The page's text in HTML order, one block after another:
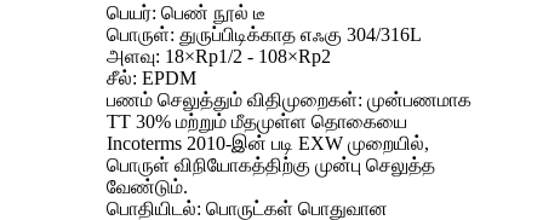
பெயர்: பெண் நூல் டீ
பொருள்: துருப்பிடிக்காத எஃகு 304/316L
அளவு: 18×Rp1/2 - 108×Rp2
சீல்: EPDM
பணம் செலுத்தும் விதிமுறைகள்: முன்பணமாக
TT 30% மற்றும் மீதமுள்ள தொகையை
Incoterms 2010-இன் படி EXW முறையில்,
பொருள் விநியோகத்திற்கு முன்பு செலுத்த
வேண்டும்.
பொதியிடல்: பொருட்கள் பொதுவான